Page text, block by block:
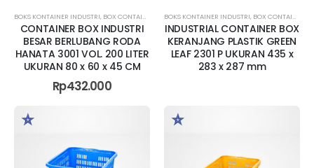
BOKS KONTAINER INDUSTRI, BOX CONTAINER BESAR ,BOX CONTAINER JUMBO,BOX CONTAINER
CONTAINER BOX INDUSTRI
BESAR BERLUBANG RODA
HANATA 3001 VOL. 200 LITER
UKURAN 80 x 60 x 45 CM
Rp432.000
BOKS KONTAINER INDUSTRI, BOX CONTAINER RAPAT
INDUSTRIAL CONTAINER BOX
KERANJANG PLASTIK GREEN
LEAF 2301 P UKURAN 435 x
283 x 287 mm